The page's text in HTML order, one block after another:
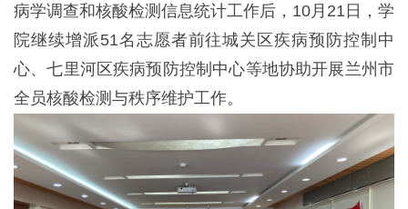
病学调查和核酸检测信息统计工作后，10月21日，学
院继续增派51名志愿者前往城关区疾病预防控制中
心、七里河区疾病预防控制中心等地协助开展兰州市
全员核酸检测与秩序维护工作。